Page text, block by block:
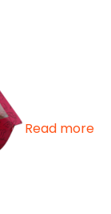
Read more